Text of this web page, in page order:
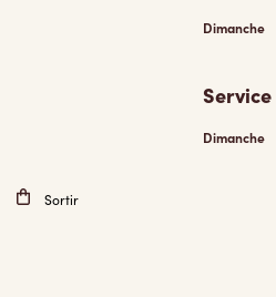
Sortir
Dimanche
Dimanche